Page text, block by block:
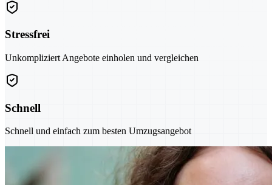
Stressfrei
Unkompliziert Angebote einholen und vergleichen
Schnell
Schnell und einfach zum besten Umzugsangebot